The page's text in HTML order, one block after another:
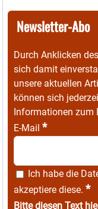
Newsletter-Abo
Durch Anklicken
sich damit
unsere aktuellen
können sich
Informationen zum
E-Mail *
Ich habe die
akzeptiere diese. *
Bitte diesen Text